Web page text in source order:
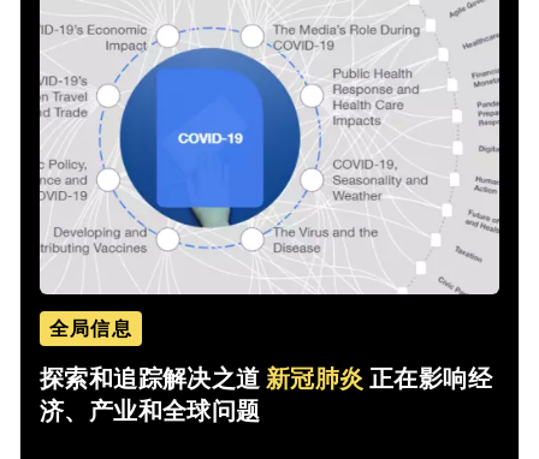
全局信息
探索和追踪解决之道新冠肺炎 正在影响经
济、产业和全球问题